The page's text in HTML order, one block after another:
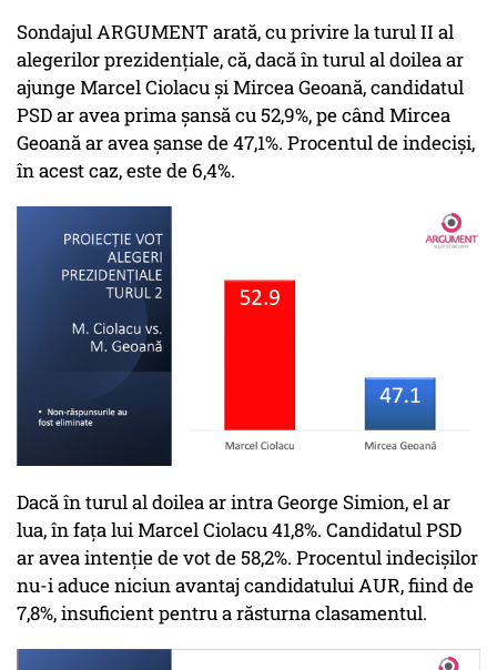
Sondajul ARGUMENT arată, cu privire la turul II al
alegerilor prezidențiale, că, dacă în turul al doilea ar
ajunge Marcel Ciolacu și Mircea Geoană, candidatul
PSD ar avea prima șansă cu 52,9%, pe când Mircea
Geoană ar avea șanse de 47,1%. Procentul de indeciși,
în acest caz, este de 6,4%.
Dacă în turul al doilea ar intra George Simion, el ar
lua, în fața lui Marcel Ciolacu 41,8%. Candidatul PSD
ar avea intenție de vot de 58,2%. Procentul indecișilor
nu-i aduce niciun avantaj candidatului AUR, fiind de
7,8%, insuficient pentru a răsturna clasamentul.